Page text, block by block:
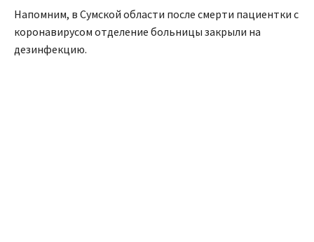
Напомним, в Сумской области после смерти пациентки с
коронавирусом отделение больницы закрыли на
дезинфекцию.